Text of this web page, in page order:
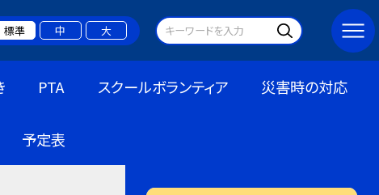
標準 中 大
PTA スクールボランティア 災害時の対応
予定表